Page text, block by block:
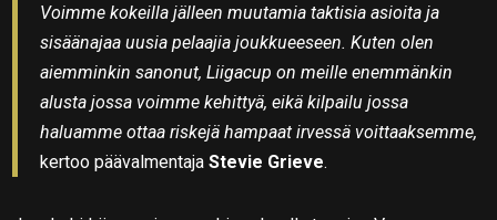
Voimme kokeilla jälleen muutamia taktisia asioita ja
sisäänajaa uusia pelaajia joukkueeseen. Kuten olen
aiemminkin sanonut, Liigacup on meille enemmänkin
alusta jossa voimme kehittyä, eikä kilpailu jossa
haluamme ottaa riskejä hampaat irvessä voittaaksemme,
kertoo päävalmentajaStevie Grieve.